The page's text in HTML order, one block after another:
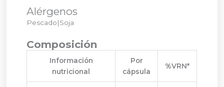
Alérgenos
Pescado|Soja
Composición
Información
nutricional
Por
cápsula
%VRN*